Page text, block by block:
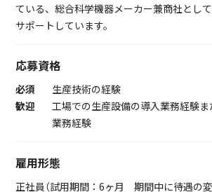
ている、総合科学機器メーカー兼商社とし
サポートしています。
応募資格
必須
生産技術の経験
歓迎
工場での生産設備の導入業務経験
業務経験
雇用形態
正社員（試用期間：6ヶ月 期間中に待遇の変